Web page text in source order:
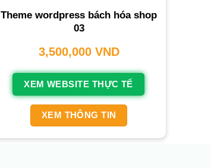
Theme wordpress bách hóa shop
03
3,500,000 VND
XEM WEBSITE THỰC TẾ
XEM THÔNG TIN